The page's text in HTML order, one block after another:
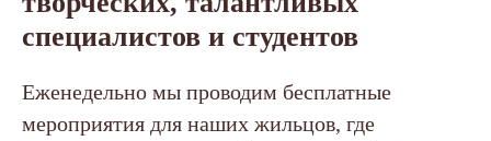
специалистов и студентов
Еженедельно мы проводим бесплатные
мероприятия для наших жильцов, где